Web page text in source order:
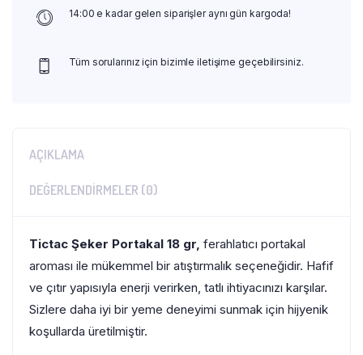
14:00 e kadar gelen siparişler aynı gün kargoda!
Tüm sorularınız için bizimle iletişime geçebilirsiniz.
AÇIKLAMA
DEĞERLENDIRMELER (0)
Tictac Şeker Portakal 18 gr, ferahlatıcı portakal
aroması ile mükemmel bir atıştırmalık seçeneğidir. Hafif
ve çıtır yapısıyla enerji verirken, tatlı ihtiyacınızı karşılar.
Sizlere daha iyi bir yeme deneyimi sunmak için hijyenik
koşullarda üretilmiştir.